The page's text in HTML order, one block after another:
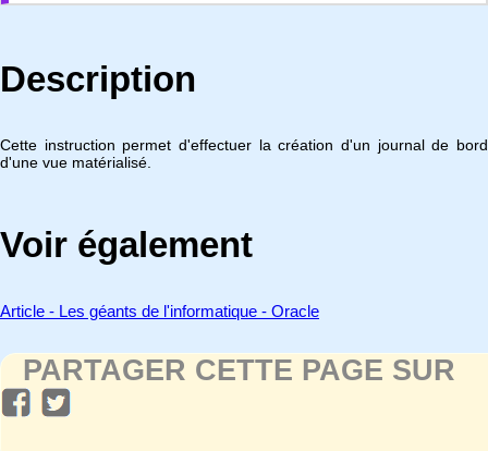
Description
Cette instruction permet d'effectuer la création d'un journal de bord
d'une vue matérialisé.
Voir également
Article - Les géants de l'informatique - Oracle
PARTAGER CETTE PAGE SUR